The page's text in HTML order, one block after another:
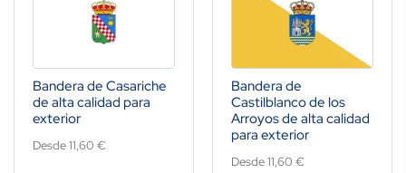
Bandera de Casariche
de alta calidad para
exterior
Desde 11,60 €
Bandera de
Castilblanco de los
Arroyos de alta calidad
para exterior
Desde 11,60 €